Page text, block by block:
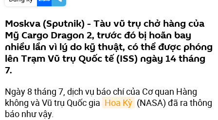
Moskva (Sputnik) - Tàu vũ trụ chở hàng của
Mỹ Cargo Dragon 2, trước đó bị hoãn bay
nhiều lần vì lý do kỹ thuật, có thể được phóng
lên Trạm Vũ trụ Quốc tế (ISS) ngày 14 tháng
7.
Ngày 8 tháng 7, dịch vụ báo chí của Cơ quan Hàng
không và Vũ trụ Quốc gia Hoa Kỳ (NASA) đã ra thông
báo như vậy.